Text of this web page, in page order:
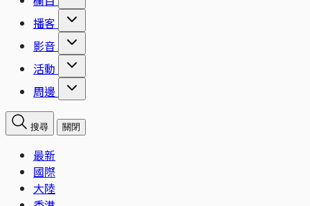
播客
影音
活動
周邊
搜尋 關閉
最新
國際
大陸